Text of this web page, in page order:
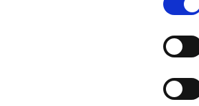
at any time by using the link in our
would like to know more how we
data, please visit our